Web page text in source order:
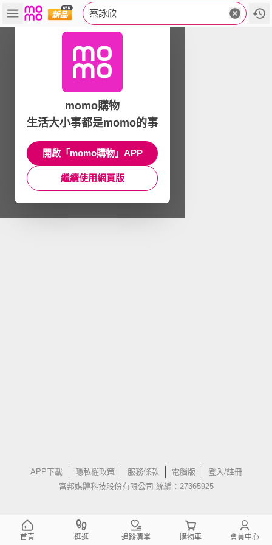
蔡詠欣
APP下載 隱私權政策 服務條款 電腦版
登入/註冊
富邦媒體科技股份有限公司 統編：27365925
momo購物
生活大小事都是momo的事
開啟「momo購物」APP
繼續使用網頁版
首頁 逛逛 追蹤清單 購物車 會員中心